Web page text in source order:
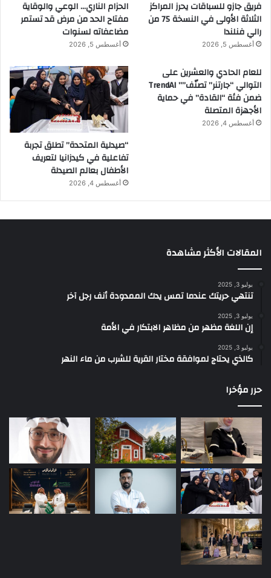
فريق جازو للسباقات يحرز المراكز
الثلاثة الأولى في النسخة 75 من
رالي فنلندا
أغسطس 5, 2026
الحزام الناري… الوعي والوقاية
مفتاح الحد من مرض قد تستمر
مضاعفاته لسنوات
أغسطس 5, 2026
للعام الحادي والعشرين على
التوالي “جارتنر” تصنّف”” TrendAI
ضمن فئة “القادة” في حماية
الأجهزة المتصلة
أغسطس 4, 2026
“صيدلية المتحدة” تطلق تجربة
تفاعلية في كيدزانيا لتعريف
الأطفال بعالم الصيدلة
أغسطس 4, 2026
المقالات الأكثر مشاهدة
يوليو 3, 2025
تنتهي حريتك عندما تمس يدك الممدودة أنف رجل آخر
يوليو 3, 2025
إن اللغة مظهر من مظاهر الابتكار في الأمة
يوليو 3, 2025
كالذي يحتاج لموافقة مختار القرية للشرب من ماء النهر
حرر مؤخرا